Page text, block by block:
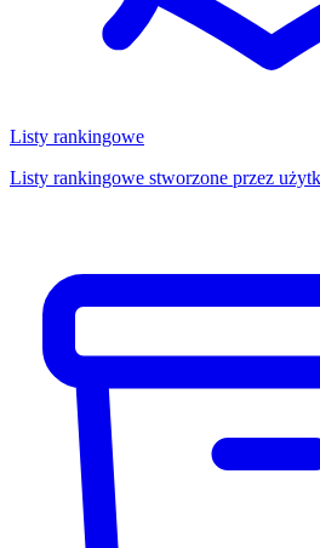
Listy rankingowe
Listy rankingowe stworzone przez